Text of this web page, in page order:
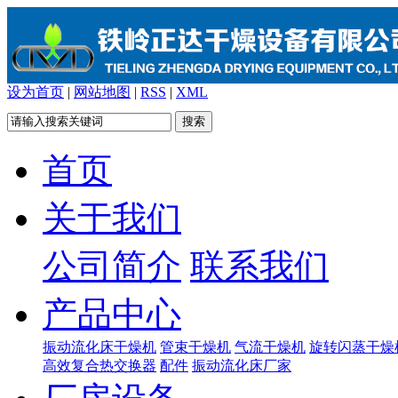
设为首页 | 网站地图 | RSS | XML
首页
关于我们
公司简介 联系我们
产品中心
振动流化床干燥机 管束干燥机 气流干燥机 旋转闪蒸干燥
高效复合热交换器 配件 振动流化床厂家